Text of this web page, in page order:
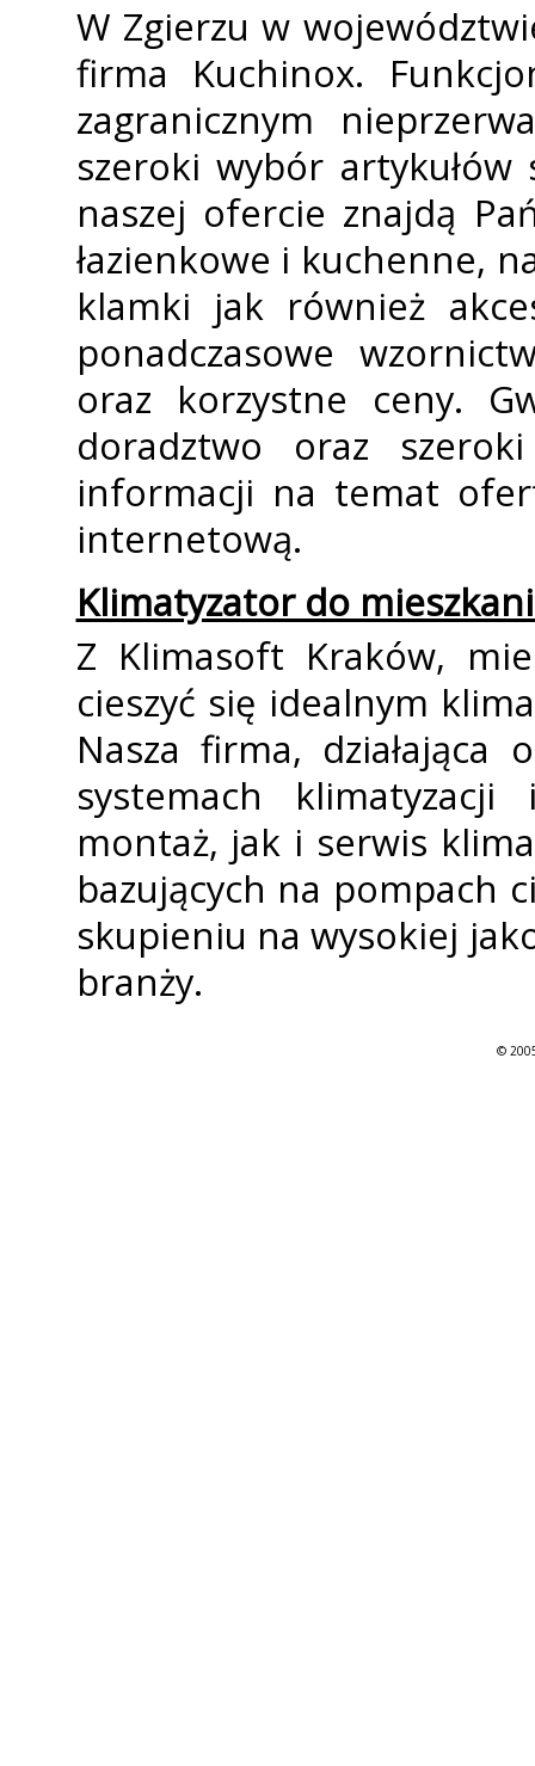
W Zgierzu w
firma Kuchinox.
zagranicznym
szeroki wybór
naszej ofercie znajdą
łazienkowe i kuchenne,
klamki jak również
ponadczasowe
oraz korzystne ceny.
doradztwo oraz
informacji na temat
internetową.
Klimatyzator do
Z Klimasoft Kraków,
cieszyć się idealnym
Nasza firma,
systemach
montaż, jak i serwis
bazujących na pompach
skupieniu na wysokiej
branży.
©